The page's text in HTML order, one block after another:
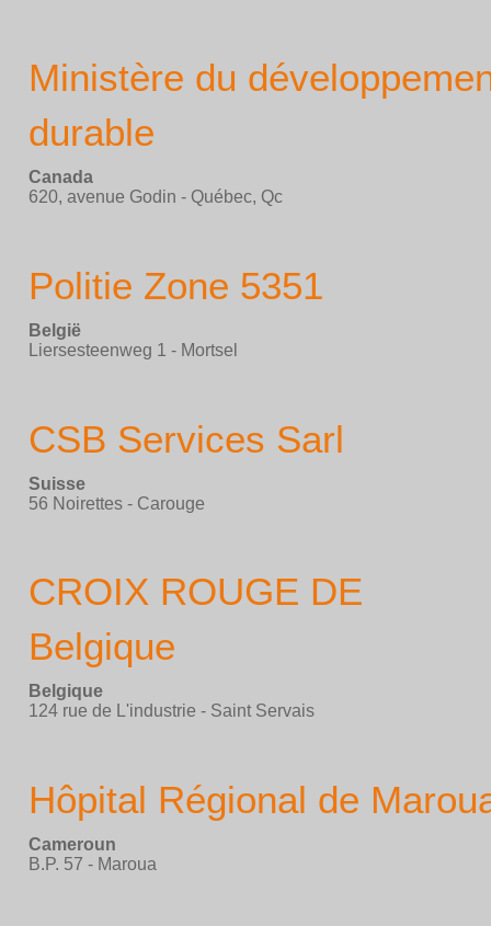
Ministère du
durable
Canada
620, avenue Godin - Québec, Qc
Politie Zone 5351
België
Liersesteenweg 1 - Mortsel
CSB Services Sarl
Suisse
56 Noirettes - Carouge
CROIX ROUGE DE
Belgique
Belgique
124 rue de L'industrie - Saint Servais
Hôpital Régional de
Cameroun
B.P. 57 - Maroua